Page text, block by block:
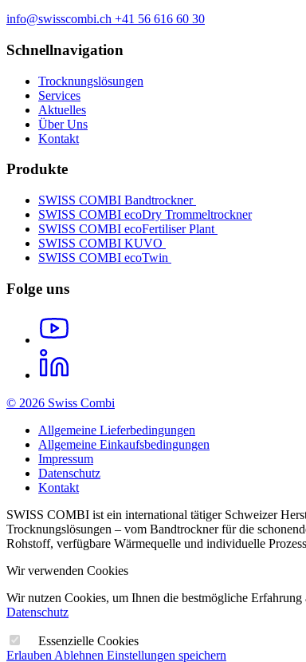
info@swisscombi.ch +41 56 616 60 30
Schnellnavigation
Trocknungslösungen
Services
Aktuelles
Über Uns
Kontakt
Produkte
SWISS COMBI Bandtrockner
SWISS COMBI ecoDry Trommeltrockner
SWISS COMBI ecoFertiliser Plant
SWISS COMBI KUVO
SWISS COMBI ecoTwin
Folge uns
© 2026 Swiss Combi
Allgemeine Lieferbedingungen
Allgemeine Einkaufsbedingungen
Impressum
Datenschutz
Kontakt
SWISS COMBI ist ein international tätiger Schweizer
Trocknungslösungen – vom Bandtrockner für die
Rohstoff, verfügbare Wärmequelle und individuelle
Wir verwenden Cookies
Wir nutzen Cookies, um Ihnen die bestmögliche Erfahrung
Datenschutz
Essenzielle Cookies
ErlaubenAblehnen Einstellungen speichern